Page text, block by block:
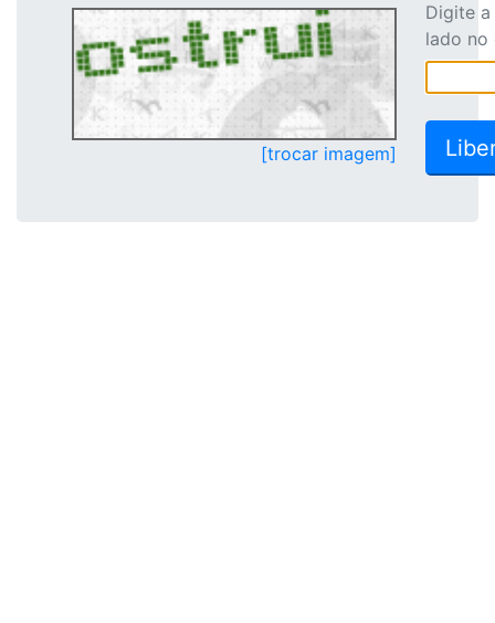
[trocar imagem]
Digite
lado no